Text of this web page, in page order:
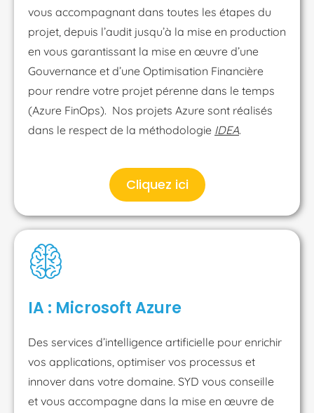
vous accompagnant dans toutes les étapes du
projet, depuis l’audit jusqu’à la mise en production
en vous garantissant la mise en œuvre d’une
Gouvernance et d’une Optimisation Financière
pour rendre votre projet pérenne dans le temps
(Azure FinOps). Nos projets Azure sont réalisés
dans le respect de la méthodologie IDEA.
Cliquez ici
IA : Microsoft Azure
Des services d’intelligence artificielle pour enrichir
vos applications, optimiser vos processus et
innover dans votre domaine. SYD vous conseille
et vous accompagne dans la mise en œuvre de